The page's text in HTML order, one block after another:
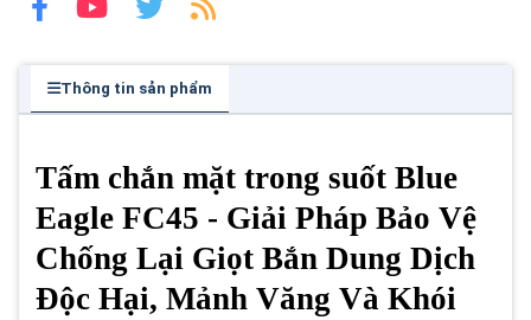
Thông tin sản phẩm
Tấm chắn mặt trong suốt Blue
Eagle FC45 - Giải Pháp Bảo Vệ
Chống Lại Giọt Bắn Dung Dịch
Độc Hại, Mảnh Văng Và Khói